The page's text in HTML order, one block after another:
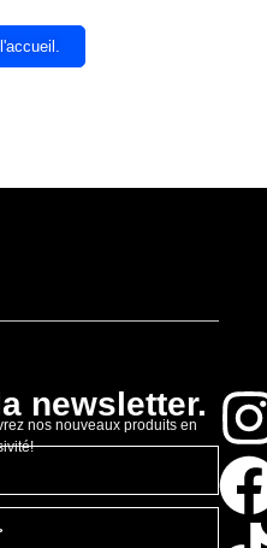
newsletter.
nos nouveaux produits en